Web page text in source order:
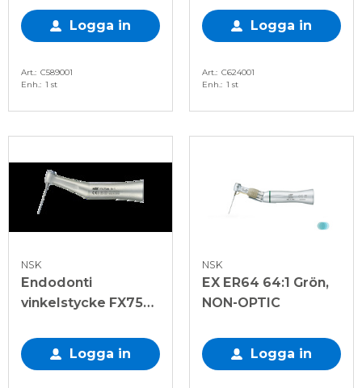
Logga in
Art. C589001
Enh. 1 st
Logga in
Art. C624001
Enh. 1 st
NSK
Endodonti
vinkelstycke FX75m
Logga in
NSK
EX ER64 64:1 Grön,
NON-OPTIC
Logga in